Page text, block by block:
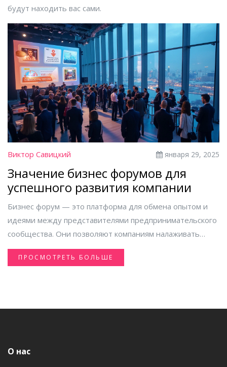
будут находить вас сами.
Виктор Савицкий января 29, 2025
Значение бизнес форумов для
успешного развития компании
Бизнес форум — это платформа для обмена опытом и
идеями между представителями предпринимательского
сообщества. Они позволяют компаниям налаживать
новые контакты, узнавать о последних тенденциях, и
открывать для себя инновации. Участие в таких
ПРОСМОТРЕТЬ БОЛЬШЕ
О нас